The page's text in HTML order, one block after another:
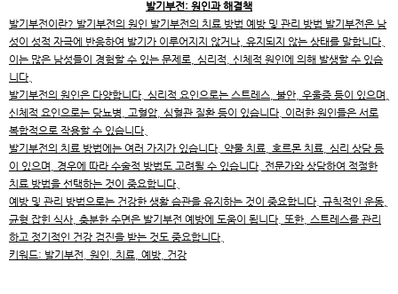
발기부전: 원인과 해결책
발기부전이란? 발기부전의 원인 발기부전의 치료 방법 예방 및 관리 방법 발기부전은 남
성이 성적 자극에 반응하여 발기가 이루어지지 않거나, 유지되지 않는 상태를 말합니다.
이는 많은 남성들이 경험할 수 있는 문제로, 심리적, 신체적 원인에 의해 발생할 수 있습
니다.
발기부전의 원인은 다양합니다. 심리적 요인으로는 스트레스, 불안, 우울증 등이 있으며,
신체적 요인으로는 당뇨병, 고혈압, 심혈관 질환 등이 있습니다. 이러한 원인들은 서로
복합적으로 작용할 수 있습니다.
발기부전의 치료 방법에는 여러 가지가 있습니다. 약물 치료, 호르몬 치료, 심리 상담 등
이 있으며, 경우에 따라 수술적 방법도 고려될 수 있습니다. 전문가와 상담하여 적절한
치료 방법을 선택하는 것이 중요합니다.
예방 및 관리 방법으로는 건강한 생활 습관을 유지하는 것이 중요합니다. 규칙적인 운동,
균형 잡힌 식사, 충분한 수면은 발기부전 예방에 도움이 됩니다. 또한, 스트레스를 관리
하고 정기적인 건강 검진을 받는 것도 중요합니다.
키워드: 발기부전, 원인, 치료, 예방, 건강